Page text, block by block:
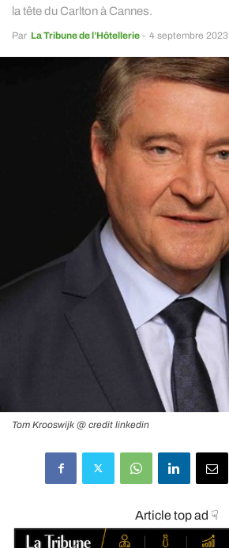
la tête du Carlton à Cannes.
Par La Tribune de l’Hôtellerie - 4 septembre 2023
Tom Krooswijk @ credit linkedin
Article top ad ☟